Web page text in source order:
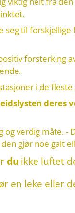
seg til
forsterking
i de
deres
verdig måte. -
gjør noe galt
du ikke luftet
en leke eller